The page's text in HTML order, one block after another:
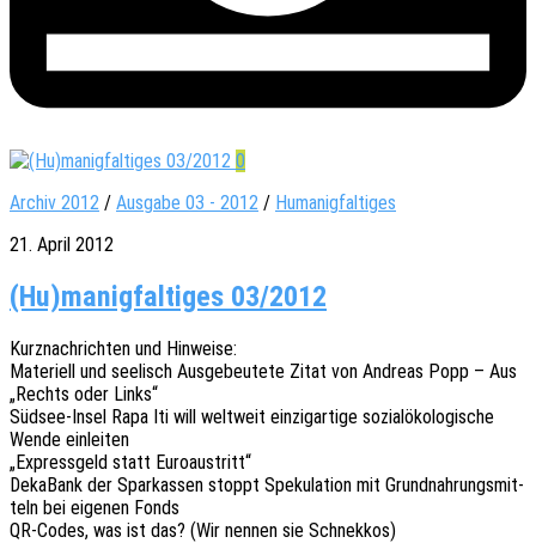
0
Archiv 2012 / Ausgabe 03 - 2012 / Humanigfaltiges
21. April 2012
(Hu)manigfaltiges 03/2012
Kurz­nach­rich­ten und Hinweise:
Mate­ri­ell und seelisch Ausge­beu­te­te Zitat von Andre­as Popp – Aus
„Rechts oder Links“
Südsee-Insel Rapa Iti will welt­weit einzig­ar­ti­ge sozi­al­öko­lo­gi­sche
Wende einleiten
„Express­geld statt Euroaustritt“
Deka­Bank der Spar­kas­sen stoppt Speku­la­ti­on mit Grund­nah­rungs­mit­
teln bei eige­nen Fonds
QR-Codes, was ist das? (Wir nennen sie Schnekkos)